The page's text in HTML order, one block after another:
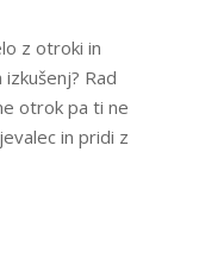
z otroki in
Rad
otrok pa ti ne
in pridi z